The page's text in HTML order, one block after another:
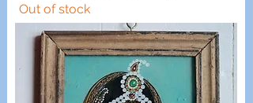
Out of stock